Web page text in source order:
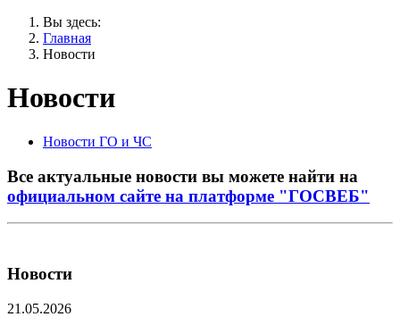
Вы здесь:
Главная
Новости
Новости
Новости ГО и ЧС
Все актуальные новости вы можете найти на
официальном сайте на платформе "ГОСВЕБ"
Новости
21.05.2026